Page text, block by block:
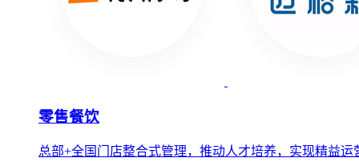
零售餐饮
总部+全国门店整合式管理，推动人才培养，实现精益运